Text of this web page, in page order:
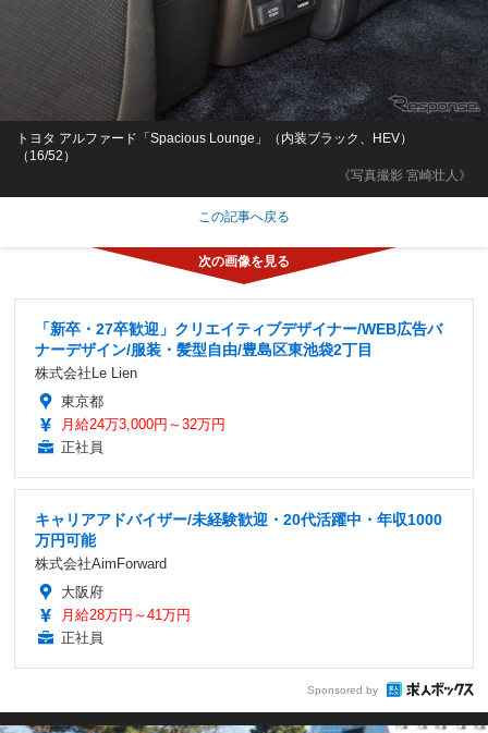
《写真撮影 宮崎壮人》
トヨタ アルファード「Spacious Lounge」（内装ブラック、HEV）
（16/52）
この記事へ戻る
「新卒・27卒歓迎」クリエイティブデザイナー/WEB広告バ
ナーデザイン/服装・髪型自由/豊島区東池袋2丁目
株式会社Le Lien
東京都
月給24万3,000円～32万円
正社員
キャリアアドバイザー/未経験歓迎・20代活躍中・年収1000
万円可能
株式会社AimForward
大阪府
月給28万円～41万円
正社員
Sponsored by